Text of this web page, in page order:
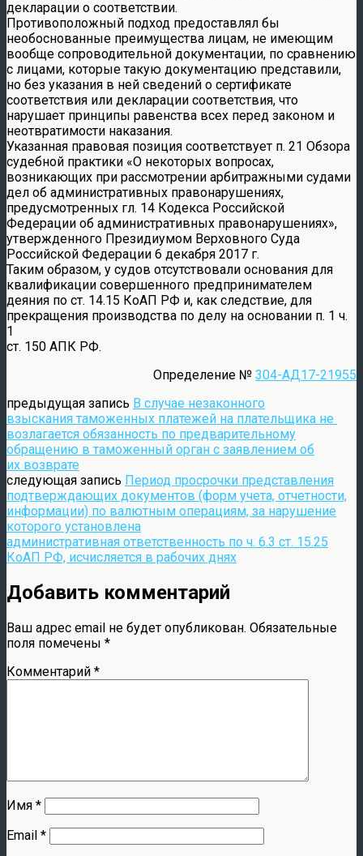
декларации о соответствии.
Противоположный подход предоставлял бы
необоснованные преимущества лицам, не имеющим
вообще сопроводительной документации, по сравнению
с лицами, которые такую документацию представили,
но без указания в ней сведений о сертификате
соответствия или декларации соответствия, что
нарушает принципы равенства всех перед законом и
неотвратимости наказания.
Указанная правовая позиция соответствует п. 21 Обзора
судебной практики «О некоторых вопросах,
возникающих при рассмотрении арбитражными судами
дел об административных правонарушениях,
предусмотренных гл. 14 Кодекса Российской
Федерации об административных правонарушениях»,
утвержденного Президиумом Верховного Суда
Российской Федерации 6 декабря 2017 г.
Таким образом, у судов отсутствовали основания для
квалификации совершенного предпринимателем
деяния по ст. 14.15 КоАП РФ и, как следствие, для
прекращения производства по делу на основании п. 1 ч.
1
ст. 150 АПК РФ.
Определение № 304-АД17-21955
предыдущая запись В случае незаконного
взыскания таможенных платежей на плательщика не
возлагается обязанность по предварительному
обращению в таможенный орган с заявлением об
их возврате
следующая запись Период просрочки представления
подтверждающих документов (форм учета, отчетности,
информации) по валютным операциям, за нарушение
которого установлена
административная ответственность по ч. 6.3 ст. 15.25
КоАП РФ, исчисляется в рабочих днях
Добавить комментарий
Ваш адрес email не будет опубликован. Обязательные
поля помечены *
Комментарий *
Имя *
Email *